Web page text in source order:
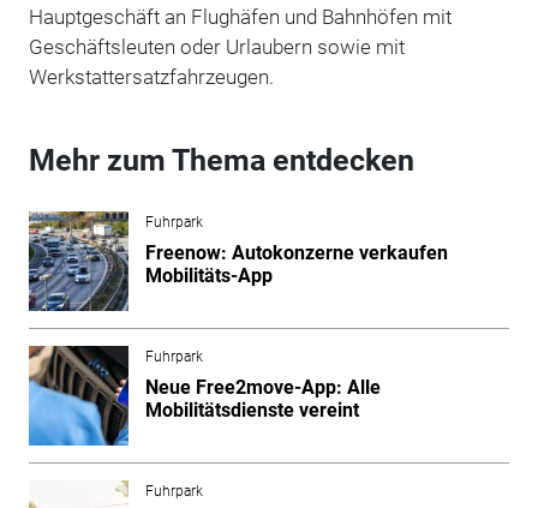
Hauptgeschäft an Flughäfen und Bahnhöfen mit
Geschäftsleuten oder Urlaubern sowie mit
Werkstattersatzfahrzeugen.
Mehr zum Thema entdecken
Fuhrpark
Freenow: Autokonzerne verkaufen
Mobilitäts-App
Fuhrpark
Neue Free2move-App: Alle
Mobilitätsdienste vereint
Fuhrpark